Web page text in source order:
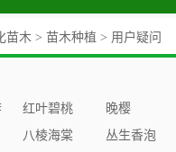
苗木 > 苗木种植 > 用户疑问
红叶碧桃
晚樱
八棱海棠
丛生香泡